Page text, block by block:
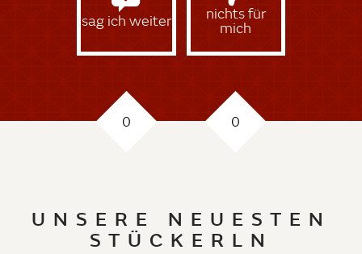
sag ich weiter
0
nichts für
mich
0
UNSERE NEUESTEN
STÜCKERLN